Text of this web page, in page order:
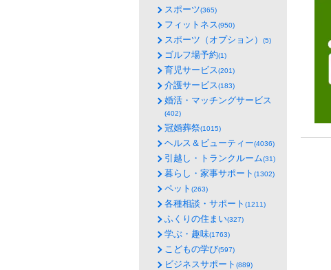
スポーツ(365)
フィットネス(950)
スポーツ（オプション） (5)
ゴルフ場予約(1)
育児サービス(201)
介護サービス(183)
婚活・マッチングサービス
(402)
冠婚葬祭(1015)
ヘルス＆ビューティー(4036)
引越し・トランクルーム(31)
暮らし・家事サポート (1302)
ペット (263)
各種相談・サポート (1211)
ふくりの住まい(327)
学ぶ・趣味(1763)
こどもの学び(597)
ビジネスサポート (889)